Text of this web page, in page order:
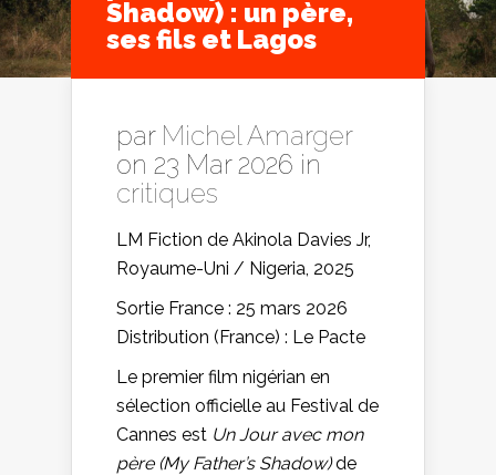
Shadow) : un père,
ses fils et Lagos
par Michel Amarger
on 23 Mar 2026 in
critiques
LM Fiction de Akinola Davies Jr,
Royaume-Uni / Nigeria, 2025
Sortie France : 25 mars 2026
Distribution (France) : Le Pacte
Le premier film nigérian en
sélection officielle au Festival de
Cannes est Un Jour avec mon
père (My Father’s Shadow)de